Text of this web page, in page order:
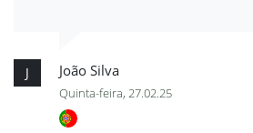
J João Silva
Quinta-feira, 27.02.25